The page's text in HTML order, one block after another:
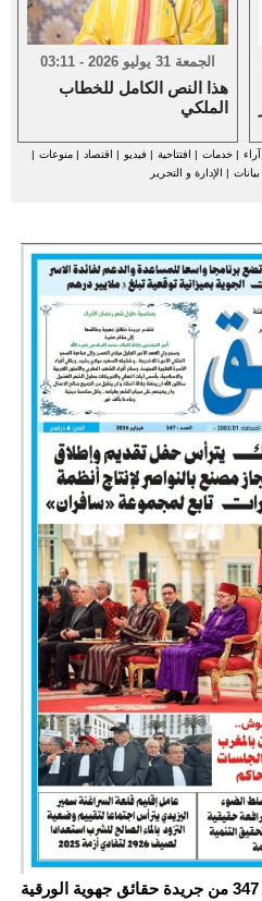
الجمعة 31 يوليو 2026 - 03:11
هذا النص الكامل للخطاب
الملكي
آراء |خدمات | افتتاحية | فيديو | اقتصاد |منوعات |
بيانات | الإدارة و التحرير